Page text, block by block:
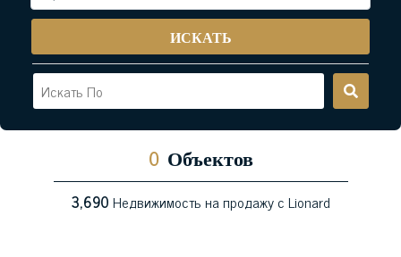
ИСКАТЬ
0 Объектов
3,690Недвижимость на продажу с Lionard